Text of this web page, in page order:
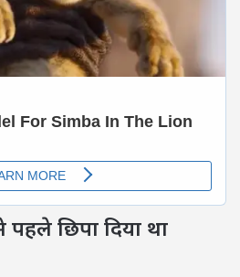
छिपा दिया था